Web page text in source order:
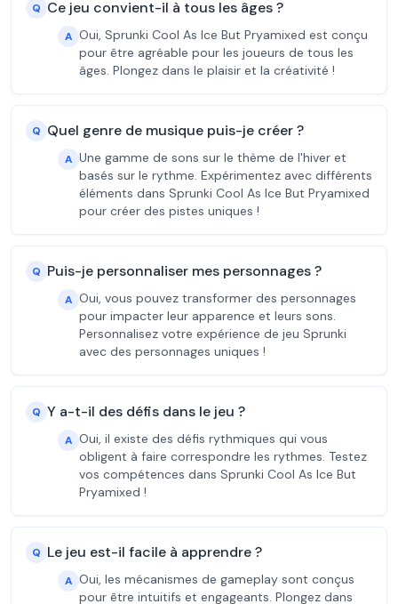
Q Ce jeu convient-il à tous les âges ?
A Oui, Sprunki Cool As Ice But Pryamixed est conçu
pour être agréable pour les joueurs de tous les
âges. Plongez dans le plaisir et la créativité !
Q Quel genre de musique puis-je créer ?
A Une gamme de sons sur le thème de l'hiver et
basés sur le rythme. Expérimentez avec différents
éléments dans Sprunki Cool As Ice But Pryamixed
pour créer des pistes uniques !
Q Puis-je personnaliser mes personnages ?
A Oui, vous pouvez transformer des personnages
pour impacter leur apparence et leurs sons.
Personnalisez votre expérience de jeu Sprunki
avec des personnages uniques !
Q Y a-t-il des défis dans le jeu ?
A Oui, il existe des défis rythmiques qui vous
obligent à faire correspondre les rythmes. Testez
vos compétences dans Sprunki Cool As Ice But
Pryamixed !
Q Le jeu est-il facile à apprendre ?
A Oui, les mécanismes de gameplay sont conçus
pour être intuitifs et engageants. Plongez dans